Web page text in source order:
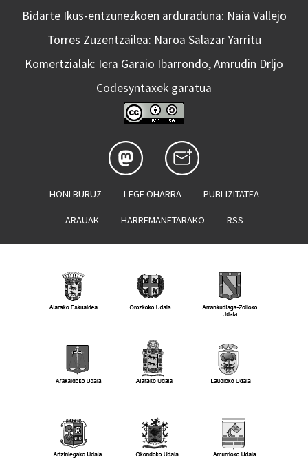
Bidarte Ikus-entzunezkoen arduraduna: Naia Vallejo
Torres Zuzentzailea: Naroa Salazar Yarritu
Komertzialak: Iera Garaio Ibarrondo, Amrudin Drljo
Codesyntaxek garatua
HONI BURUZ LEGE OHARRA PUBLIZITATEA
ARAUAK HARREMANETARAKO RSS